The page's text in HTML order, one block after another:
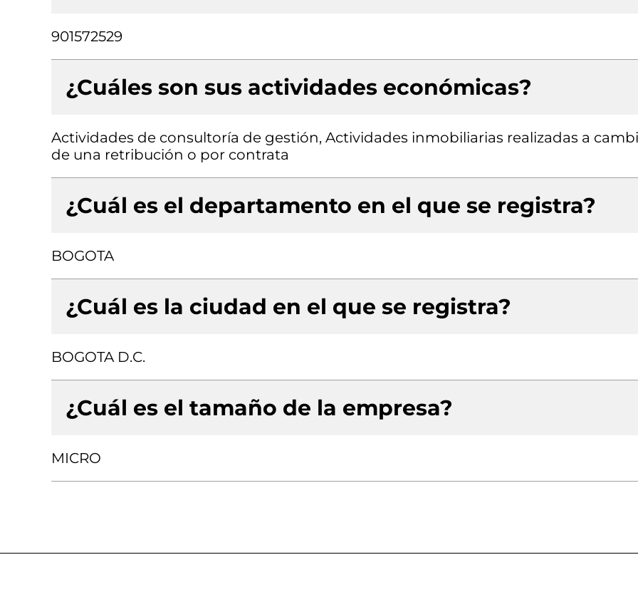
901572529
¿Cuáles son sus actividades económicas?
Actividades de consultoría de gestión, Actividades inmobiliarias realizadas a
de una retribución o por contrata
¿Cuál es el departamento en el que se registra?
BOGOTA
¿Cuál es la ciudad en el que se registra?
BOGOTA D.C.
¿Cuál es el tamaño de la empresa?
MICRO